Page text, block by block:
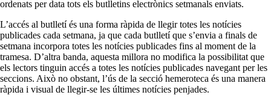
ordenats per data tots els butlletins electrònics setmanals enviats.
L’accés al butlletí és una forma ràpida de llegir totes les notícies
publicades cada setmana, ja que cada butlletí que s’envia a finals de
setmana incorpora totes les notícies publicades fins al moment de la
tramesa. D’altra banda, aquesta millora no modifica la possibilitat que
els lectors tinguin accés a totes les notícies publicades navegant per les
seccions. Això no obstant, l’ús de la secció hemeroteca és una manera
ràpida i visual de llegir-se les últimes notícies penjades.